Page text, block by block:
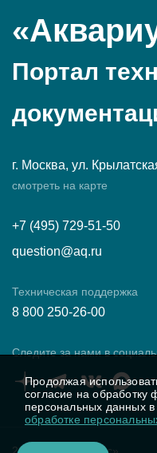
Портал
г. Москва, ул.
смотреть на карте
+7 (495) 729-51-50
question@aq.ru
Техническая поддержка
8 800 250-26-00
Следите за нами в
Продолжая
согласие на обработку
персональных данных в
обработке